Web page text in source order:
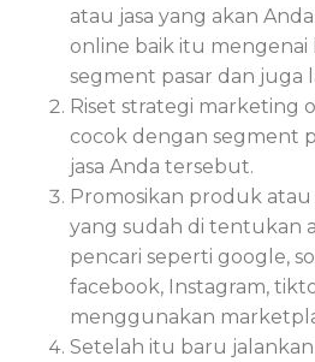
atau jasa yang akan
online baik itu
segment pasar dan juga
Riset strategi marketing
cocok dengan segment
jasa Anda tersebut.
Promosikan produk
yang sudah di tentukan
pencari seperti google,
facebook, Instagram,
menggunakan
Setelah itu baru